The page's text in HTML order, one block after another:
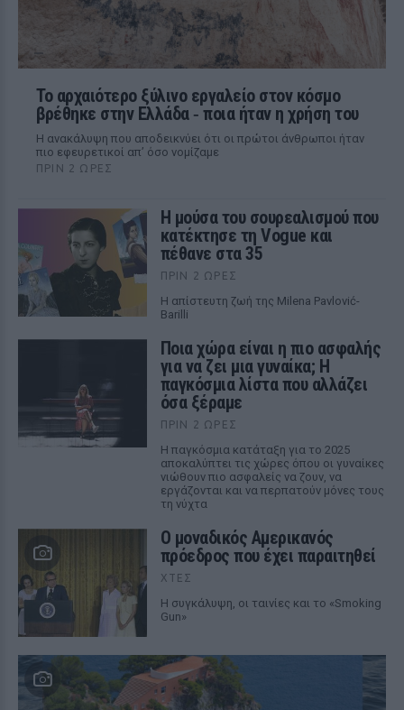
Το αρχαιότερο ξύλινο εργαλείο στον κόσμο
βρέθηκε στην Ελλάδα ‑ ποια ήταν η χρήση του
Η ανακάλυψη που αποδεικνύει ότι οι πρώτοι άνθρωποι ήταν
πιο εφευρετικοί απ’ όσο νομίζαμε
ΠΡΙΝ 2 ΏΡΕΣ
Η μούσα του σουρεαλισμού που
κατέκτησε τη Vogue και
πέθανε στα 35
ΠΡΙΝ 2 ΏΡΕΣ
Η απίστευτη ζωή της Milena Pavlović-
Barilli
Ποια χώρα είναι η πιο ασφαλής
για να ζει μια γυναίκα; Η
παγκόσμια λίστα που αλλάζει
όσα ξέραμε
ΠΡΙΝ 2 ΏΡΕΣ
Η παγκόσμια κατάταξη για το 2025
αποκαλύπτει τις χώρες όπου οι γυναίκες
νιώθουν πιο ασφαλείς να ζουν, να
εργάζονται και να περπατούν μόνες τους
τη νύχτα
Ο μοναδικός Αμερικανός
πρόεδρος που έχει παραιτηθεί
ΧΤΕΣ
Η συγκάλυψη, οι ταινίες και το «Smoking
Gun»